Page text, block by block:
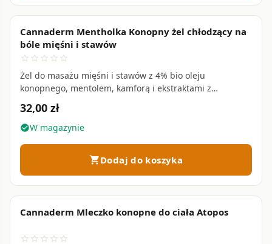
Cannaderm Mentholka Konopny żel chłodzący na
bóle mięśni i stawów
star_border star_border star_border star_border star_border
Żel do masażu mięśni i stawów z 4% bio oleju
konopnego, mentolem, kamforą i ekstraktami z
kasztanowca, żywokostu i arniki • 250 ml
32,00 zł
check_circleW magazynie
shopping_cartDodaj do koszyka
Cannaderm Mleczko konopne do ciała Atopos
star_border star_border star_border star_border star_border